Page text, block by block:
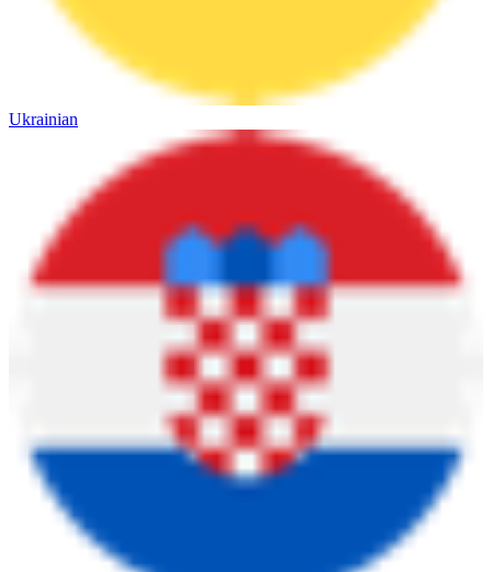
Ukrainian